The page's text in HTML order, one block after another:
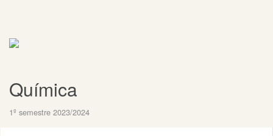
Química
1º semestre 2023/2024